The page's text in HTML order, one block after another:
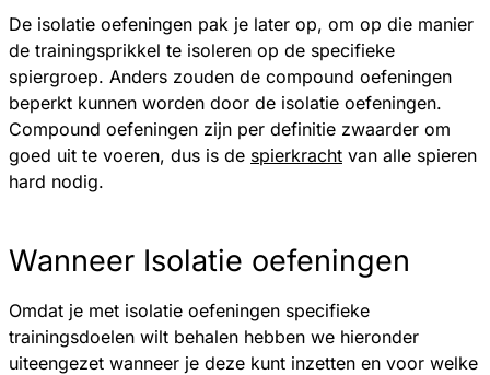
De isolatie oefeningen pak je later op, om op die manier
de trainingsprikkel te isoleren op de specifieke
spiergroep. Anders zouden de compound oefeningen
beperkt kunnen worden door de isolatie oefeningen.
Compound oefeningen zijn per definitie zwaarder om
goed uit te voeren, dus is de spierkracht van alle spieren
hard nodig.
Wanneer Isolatie oefeningen
Omdat je met isolatie oefeningen specifieke
trainingsdoelen wilt behalen hebben we hieronder
uiteengezet wanneer je deze kunt inzetten en voor welke